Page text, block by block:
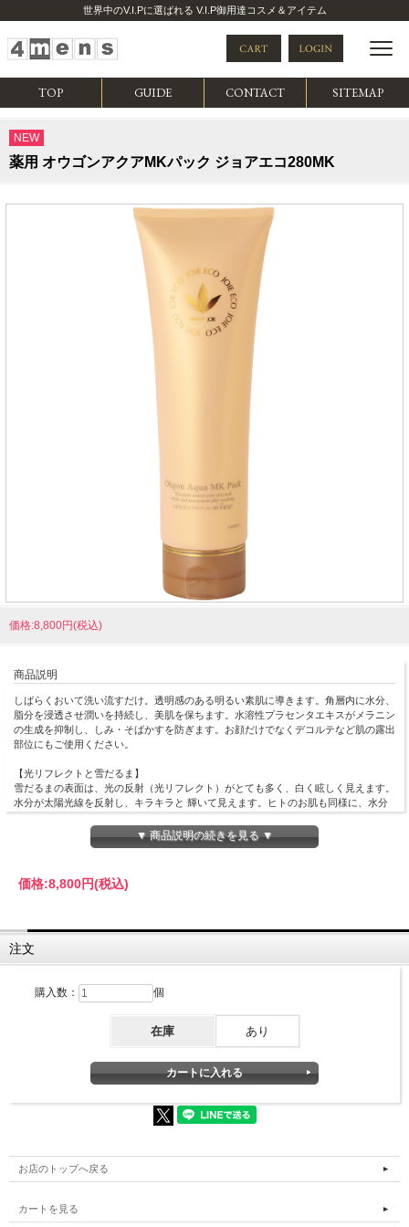
世界中のV.I.Pに選ばれる V.I.P御用達コスメ＆アイテム
TOP GUIDE CONTACT SITEMAP
NEW
薬用 オウゴンアクアMKパック ジョアエコ280MK
価格:8,800円(税込)
商品説明
しばらくおいて洗い流すだけ。透明感のある明るい素肌に導きます。角層内に水分、
脂分を浸透させ潤いを持続し、美肌を保ちます。水溶性プラセンタエキスがメラニン
の生成を抑制し、しみ・そばかすを防ぎます。お顔だけでなくデコルテなど肌の露出
部位にもご使用ください。
【光リフレクトと雪だるま】
雪だるまの表面は、光の反射（光リフレクト）がとても多く、白く眩しく見えます。
水分が太陽光線を反射し、キラキラと 輝いて見えます。ヒトのお肌も同様に、水分
「光リフレクト」として表面に出てくるのは、角層内の水分・脂分が侵入した光線を
反射させるからです。つまり、角層内に汚れが少なく、水分・脂分が多く潤いに満ち
【効能 効果】
油性肌を整えます。
肌をなめらかにします。
メラニンの生成を抑え、しみ・そばかすを防ぎます。
皮膚を清浄にします。
《オウゴンアクア・ナノ粒子》が角層内に水分、脂分を浸透させ潤いを持続させる
オウゴンエキス配合水（オウゴンアクア）を 粒径100ナノの油膜カプセル（リポソー
ム）に入れた超微細粒子です。
（オウゴンアクア・ナノ粒子とは？
す。）
キメを整える
▼ 商品説明の続きを見る ▼
価格:8,800円(税込)
注文
購入数： 個
在庫 あり
お店のトップへ戻る
カートを見る